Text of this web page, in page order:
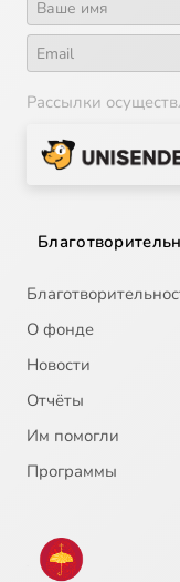
Рассылки
О фонде
Новости
Отчёты
Им помогли
Программы